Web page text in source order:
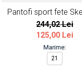
Pantofi sport fete
Sola Glow cu LED
244,02 Lei
125,00 Lei
Marime:
21